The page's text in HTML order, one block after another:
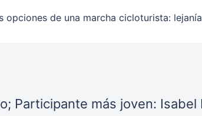
de una marcha cicloturista:
Participante más joven: